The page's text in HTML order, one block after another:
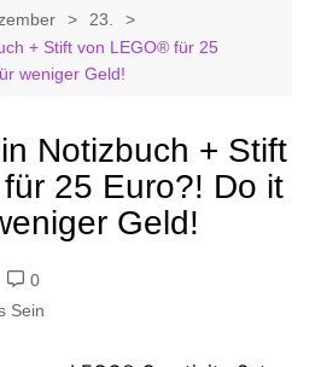
23.
+ Stift von LEGO® für 25
weniger Geld!
Notizbuch + Stift
25 Euro?! Do it
Geld!
0
Sein